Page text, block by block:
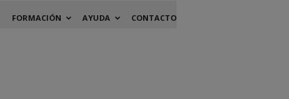
FORMACIÓN AYUDA CONTACTO